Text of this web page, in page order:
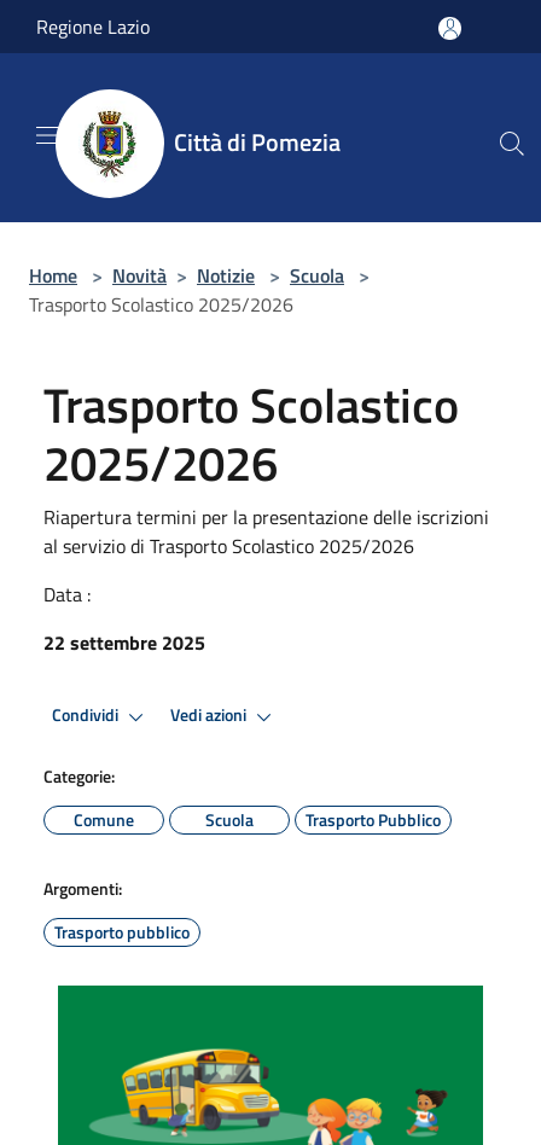
Salta al contenuto principale
Regione Lazio
Città di Pomezia
Home > Novità > Notizie > Scuola >
Trasporto Scolastico 2025/2026
Trasporto Scolastico
2025/2026
Riapertura termini per la presentazione delle iscrizioni
al servizio di Trasporto Scolastico 2025/2026
Data :
22 settembre 2025
Condividi Vedi azioni
Categorie:
Comune
Scuola Trasporto Pubblico
Argomenti:
Trasporto pubblico